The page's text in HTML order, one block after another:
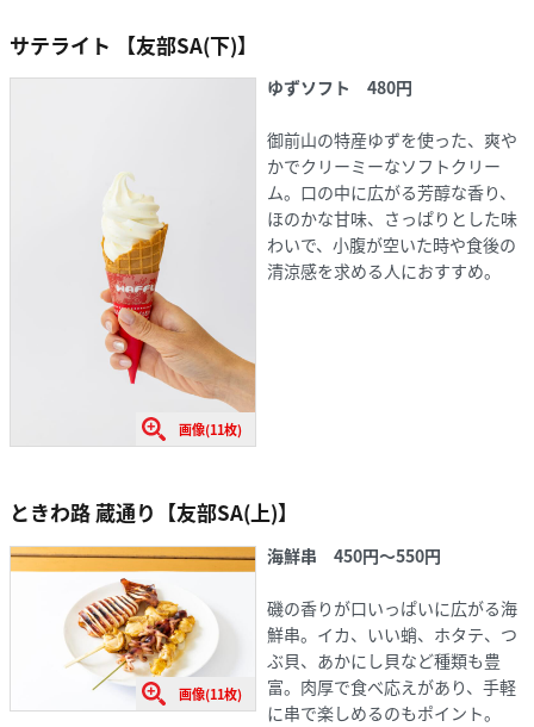
サテライト 【友部SA(下)】
画像(11枚)
ゆずソフト 480円
御前山の特産ゆずを使った、爽や
かでクリーミーなソフトクリー
ム。口の中に広がる芳醇な香り、
ほのかな甘味、さっぱりとした味
わいで、小腹が空いた時や食後の
清涼感を求める人におすすめ。
ときわ路 蔵通り【友部SA(上)】
画像(11枚)
海鮮串 450円〜550円
磯の香りが口いっぱいに広がる海
鮮串。イカ、いい蛸、ホタテ、つ
ぶ貝、あかにし貝など種類も豊
富。肉厚で食べ応えがあり、手軽
に串で楽しめるのもポイント。